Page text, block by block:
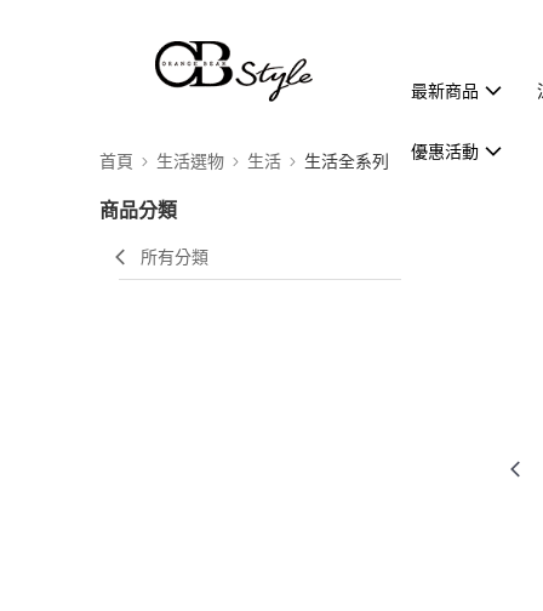
最新商品
優惠活動
首頁 生活選物 生活 生活全系列
商品分類
所有分類